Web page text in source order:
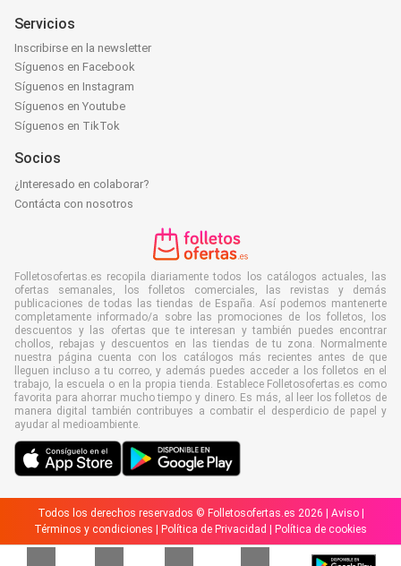
Servicios
Inscribirse en la newsletter
Síguenos en Facebook
Síguenos en Instagram
Síguenos en Youtube
Síguenos en TikTok
Socios
¿Interesado en colaborar?
Contácta con nosotros
Folletosofertas.es recopila diariamente todos los catálogos actuales, las
ofertas semanales, los folletos comerciales, las revistas y demás
publicaciones de todas las tiendas de España. Así podemos mantenerte
completamente informado/a sobre las promociones de los folletos, los
descuentos y las ofertas que te interesan y también puedes encontrar
chollos, rebajas y descuentos en las tiendas de tu zona. Normalmente
nuestra página cuenta con los catálogos más recientes antes de que
lleguen incluso a tu correo, y además puedes acceder a los folletos en el
trabajo, la escuela o en la propia tienda. Establece Folletosofertas.es como
favorita para ahorrar mucho tiempo y dinero. Es más, al leer los folletos de
manera digital también contribuyes a combatir el desperdicio de papel y
ayudar al medioambiente.
Todos los derechos reservados © Folletosofertas.es 2026 | Aviso|
Términos y condiciones
Política de Privacidad Política de cookies